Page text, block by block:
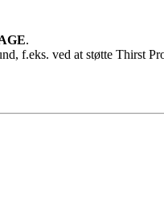
.
f.eks. ved at støtte Thirst